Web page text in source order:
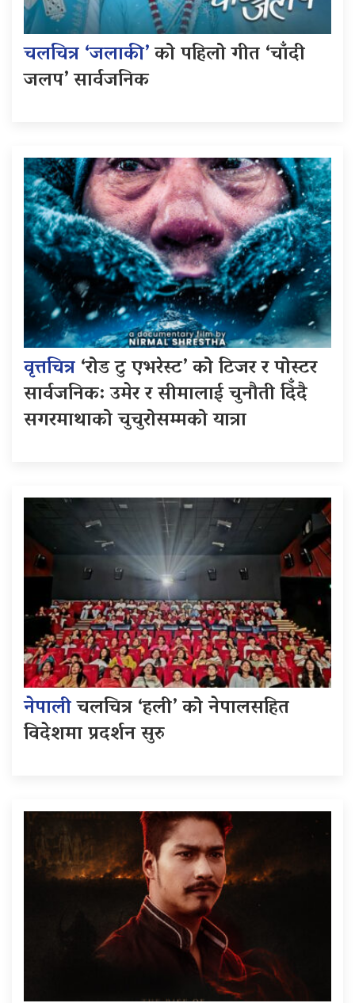
चलचित्र ‘जलाकी’को पहिलो गीत ‘चाँदी
जलप’ सार्वजनिक
वृत्तचित्र‘रोड टु एभरेस्ट’ को टिजर र पोस्टर
सार्वजनिक: उमेर र सीमालाई चुनौती दिँदै
सगरमाथाको चुचुरोसम्मको यात्रा
नेपालीचलचित्र ‘हली’ को नेपालसहित
विदेशमा प्रदर्शन सुरु